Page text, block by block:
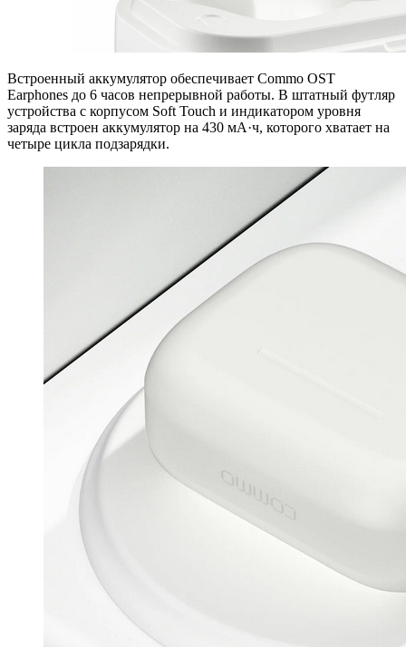
Встроенный аккумулятор обеспечивает Commo OST
Earphones до 6 часов непрерывной работы. В штатный футляр
устройства с корпусом Soft Touch и индикатором уровня
заряда встроен аккумулятор на 430 мА·ч, которого хватает на
четыре цикла подзарядки.